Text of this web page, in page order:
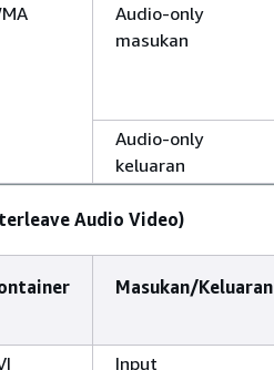
Audio-only
masukan
Audio-only
keluaran
Audio Video)
Masukan/Keluaran
Input